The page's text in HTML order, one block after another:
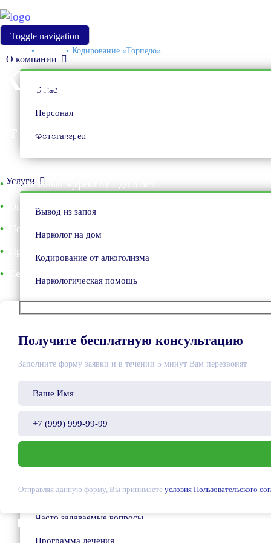
Toggle navigation
О компании
О нас
Персонал
Фотогалерея
Услуги
Вывод из запоя
Нарколог на дом
Кодирование от алкоголизма
Наркологическая помощь
Лечение алкоголизма
Наркологический стационар
Реабилитация наркозависимых
Лечение игромании
Клиентам
Условия поступления
Часто задаваемые вопросы
Программа лечения
Кодирование «Торпедо»
Кодирование
от 5000 рублей
Длительный эффект от 1 до 5 лет
Опытные врачи со стажем от 10 лет
Полная анонимность
Профессиональный подход
Сертифицированные препараты
Получите бесплатную консультацию
Заполните форму заявки и в течении 5 минут Вам перезвонят
Отправляя данную форму, Вы принимаете условия Пользовательского